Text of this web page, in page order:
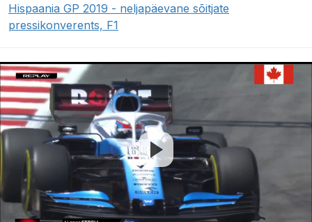
Hispaania GP 2019 - neljapäevane sõitjate
pressikonverents, F1